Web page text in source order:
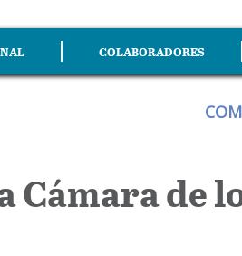
COLABORADORES
Cámara de